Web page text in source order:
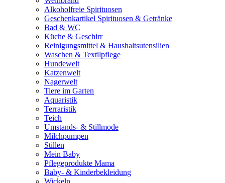
Alkoholfreie Spirituosen
Geschenkartikel Spirituosen & Getränke
Bad & WC
Küche & Geschirr
Reinigungsmittel & Haushaltsutensilien
Waschen & Textilpflege
Hundewelt
Katzenwelt
Nagerwelt
Tiere im Garten
Aquaristik
Terraristik
Teich
Umstands- & Stillmode
Milchpumpen
Stillen
Mein Baby
Pflegeprodukte Mama
Baby- & Kinderbekleidung
Wickeln